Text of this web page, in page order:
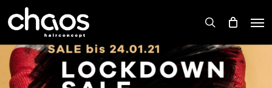
content
search